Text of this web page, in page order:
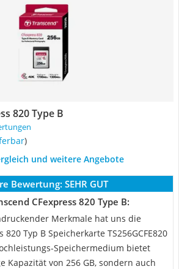
820 Type B
)
und weitere Angebote
Bewertung: SEHR GUT
CFexpress 820 Type B:
Merkmale hat uns die
820 Typ B Speicherkarte TS256GCFE820
Speichermedium bietet
Kapazität von 256 GB, sondern auch